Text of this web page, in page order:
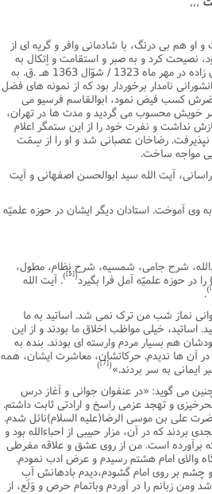
هم بى درنگ، با شادمانى وافر و گریه اى از
نصیحت کرد و به صبر و استقامت و اِتکال به
خداى متعال و کوشش و مجاهدت در تحصیل، کمال توصیه نمود. آیت الله حسن زاده در مهر ماه 1323 / شوّال 1363 هـ .ق. به
نامدار برخوردار بود که از نمونه هاى فضل
کسب فیض نمود، ابوالقاسم فرسیو مى
خویش محسوب مى گردید و مدت ها در تهران،
نداشت و نفرت خود را از این ستمگر اعلام
نپذیرفت. رضاخان عصبانى شد و او را از سِمَت
مواجه ساخت.
آیت الله سید ابوالحسن اصفهانى و آیت
وى آموخت. استادان دیگر ایشان در حوزه علمیّه
شرح جامى، شمسیه، شرح نظام، مطول،
در حوزه علمیّه آمل فرا بگیرد(
[5]
). آیت الله
)
.
نماز شب من ترک نمى شد. اساتید به ما
اساتید، خیلى مواظب اخلاق ما بودند و از این
هم بسیار مردم وارسته اى بودند. بنده به
آن ها ندیدم. حرکاتشان، معاشرت ایشان، همه
ایمانى به سر بردند.»(
[7]
)
مى گوید: «در عنفوان جوانى و آغاز درس
و تهجد عزمى راسخ و ارادتى ثابت داشتم.
على بن موسى الرضا(علیه السلام)نائل شدم.
بردند که در آن، مزار حبیبى از احباءالله بود و
برآورده است. من از روى عشق و علاقه مفرطى
والاى امام هشتم رسیدم و عرض ادب نمودم.
چشم بر روى امام گشودم،دیدم بادهانش آب
زبانم را در آوردم وباتمام حرص و وَلَع، از